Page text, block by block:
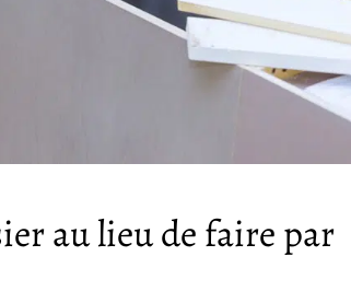
au lieu de faire par